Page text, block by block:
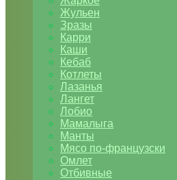
Жульен
Зразы
Карри
Каши
Кебаб
Котлеты
Лазанья
Лангет
Лобио
Мамалыга
Манты
Мясо по-французски
Омлет
Отбивные